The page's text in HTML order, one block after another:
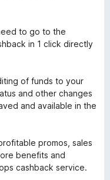
to go to the
in 1 click directly
of funds to your
and other changes
and available in the
promos, sales
benefits and
cashback service.